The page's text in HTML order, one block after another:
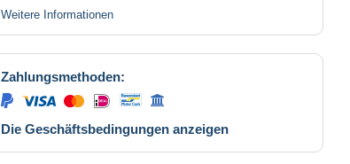
Weitere Informationen
Zahlungsmethoden:
Die Geschäftsbedingungen anzeigen